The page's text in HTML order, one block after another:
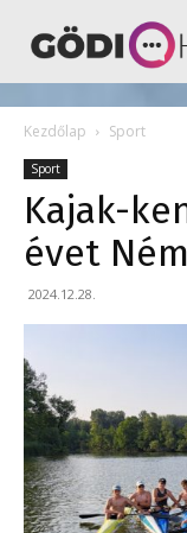
Kezdőlap Sport
Sport
Kajak-
évet
2024.12.28.